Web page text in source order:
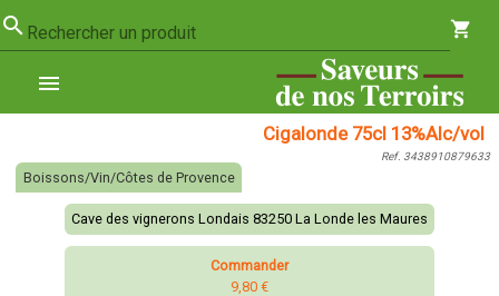
search Rechercher un produit shopping_cart
menu
Cigalonde 75cl 13%Alc/vol
Ref. 3438910879633
Boissons/Vin/Côtes de Provence
Cave des vignerons Londais 83250 La Londe les Maures
Commander
9,80 €